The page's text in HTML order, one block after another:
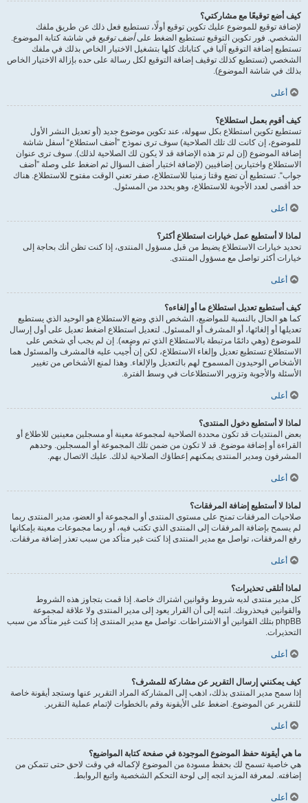
كيف أضع توقيعًا مع مشاركتي؟
لإضافة توقيع للموضوع عليك تكوين توقيع أولًا، تستطيع فعل ذلك عن طريق ملفك
الشخصي. فور تكوين التوقيع تستطيع الضغط علىأضف توقيع في شاشة كتابة الموضوع.
تستطيع إضافة التوقيع آليا في كتاباتك كلها بتشغيل الاختيار الخاص بذلك في ملفك
الشخصي (تستطيع كذلك توقيف إضافة التوقيع لكل رسالة على حده بإزالة الاختيار الخاص
بذلك في شاشة الموضوع).
أعلى
كيف أقوم بعمل استطلاع؟
تستطيع تكوين استطلاع بكل سهولة، عند تكوين موضوع جديد (أو تعديل النشر الأول
للموضوع، إن كانت لك تلك الصلاحية) سوف ترى نموذج ”أضف استطلاع“ أسفل شاشة
إضافة الموضوع (إن لم ترَ هذه الإضافة قد لا يكون لك الصلاحية لذلك). سوف ترى عنوان
الاستطلاع واختيارين إضافيين (لإضافة اختيار أضف السؤال ثم اضغط على وصلة ”أضف
جواب“. تستطيع أن تضع وقتا زمنيا للاستطلاع، صفر تعني الوقت مفتوح للاستطلاع. هناك
حد أقصى لعدد الأجوبة للاستطلاع، وهو يحدد من المسئول.
أعلى
لماذا لا أستطيع عمل خيارات استطلاع أكثر؟
تحديد خيارات الاستطلاع يضبط من قبل مسؤول المنتدى، إذا كنت تظن أنك بحاجة إلى
خيارات أكثر تواصل مع مسؤول المنتدى.
أعلى
كيف أستطيع تعديل استطلاع ما أو إلغاءه؟
كما هو الحال بالنسبة للمواضيع، الشخص الذي وضع الاستطلاع هو الوحيد الذي يستطيع
تعديلها أو إلغائها، أو المشرف أو المسئول. لتعديل استطلاع اضغط تعديل على أول إرسال
للموضوع (وهي دائمًا مرتبطة بالاستطلاع الذي تم وضعه). إن لم يجب أي شخص على
الاستطلاع تستطيع تعديل وإلغاء الاستطلاع، لكن إن أُجيب عليه فالمشرف والمسئول هما
الأشخاص الوحيدون المسموح لهم بالتعديل والإلغاء. وهذا لمنع الأشخاص من تغيير
الأسئلة والأجوبة وتزوير الاستطلاعات في وسط الفترة.
أعلى
لماذا لا أستطيع دخول المنتدى؟
بعض المنتديات قد تكون محددة الصلاحية لمجموعة معينة أو مسجلين معينين للاطلاع أو
القراءة أو إضافة موضوع. قد لا تكون من ضمن تلك المجموعة أو المسجلين. وحدهم
المشرفون ومدير المنتدى يمكنهم إعطاؤك الصلاحية لذلك. عليك الاتصال بهم.
أعلى
لماذا لا أستطيع إضافة المرفقات؟
صلاحيات المرفقات تمنح على مستوى المنتدى أو المجموعة أو العضو، مدير المنتدى ربما
لم يسمح بإضافة المرفقات إلى المنتدى الذي تكتب فيه، أو ربما مجموعات معينة بإمكانها
رفع المرفقات، تواصل مع مدير المنتدى إذا كنت غير متأكد من سبب تعذر إضافة مرفقات.
أعلى
لماذا أتلقى تحذيرات؟
كل مدير منتدى لديه شروط وقوانين اشتراك خاصة. إذا قمت بتجاوز هذه الشروط
والقوانين فيحذرونك. انتبه إلى أن القرار يعود إلى مدير المنتدى ولا علاقة لمجموعة
phpBB بتلك القوانين أو الاشتراطات. تواصل مع مدير المنتدى إذا كنت غير متأكد من سبب
التحذيرات.
أعلى
كيف يمكنني إرسال التقرير عن مشاركة للمشرف؟
إذا سمح مدير المنتدى بذلك، اذهب إلى المشاركة المراد التقرير عنها وستجد أيقونة خاصة
للتقرير عن الموضوع. اضغط على الأيقونة وقم بالخطوات لإتمام عملية التقرير.
أعلى
ما هي أيقونة حفظ الموضوع الموجودة في صفحة كتابة المواضيع؟
هي خاصية تسمح لك بحفظ مسودة من الموضوع لإكماله في وقت لاحق حتى تتمكن من
إضافته. لمعرفة المزيد اتجه إلى لوحة التحكم الشخصية واتبع الروابط.
أعلى